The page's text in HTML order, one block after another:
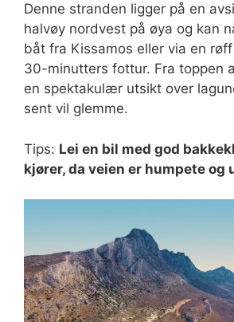
Denne stranden ligger på en
halvøy nordvest på øya og kan
båt fra Kissamos eller via en
30-minutters fottur. Fra toppen
en spektakulær utsikt over
sent vil glemme.
Tips: Lei en bil med god
kjører, da veien er humpete og